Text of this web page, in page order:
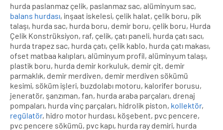
hurda paslanmaz çelik, paslanmaz sac, alüminyum sac,
balans hurdası, inşaat iskelesi, çelik halat, çelik boru, pik
talaşı, hurda sac, hurda boru, demir boru, çelik boru, Hurda
Çelik Konstrüksiyon, raf, çelik, çatı paneli, hurda çatı sacı,
hurda trapez sac, hurda çatı, çelik kablo, hurda çatı makası,
ofset matbaa kalıpları, alüminyum profil, alüminyum talaşı,
plastik boru, hurda demir korkuluk, demir çit, demir
parmaklık, demir merdiven, demir merdiven sökümü
kesimi, söküm işleri, buzdolabı motoru, kalorifer borusu,
jeneratör, şanzıman, fan, hurda araba parçaları, drenaj
pompaları, hurda vinç parçaları, hidrolik piston, kollektör,
regülatör, hidro motor hurdası, köşebent, pvc pencere,
pvc pencere sökümü, pvc kapı, hurda ray demiri, hurda